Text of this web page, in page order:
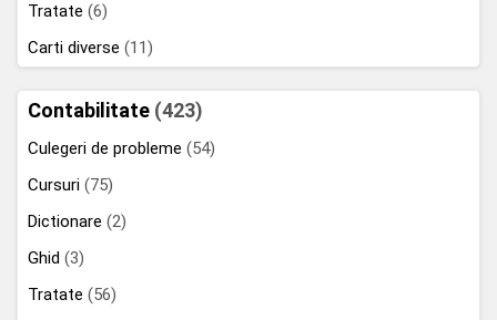
Tratate (6)
Carti diverse (11)
Contabilitate (423)
Culegeri de probleme (54)
Cursuri (75)
Dictionare (2)
Ghid (3)
Tratate (56)